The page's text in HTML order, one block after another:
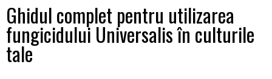
Ghidul complet pentru utilizarea
fungicidului Universalis în culturile
tale